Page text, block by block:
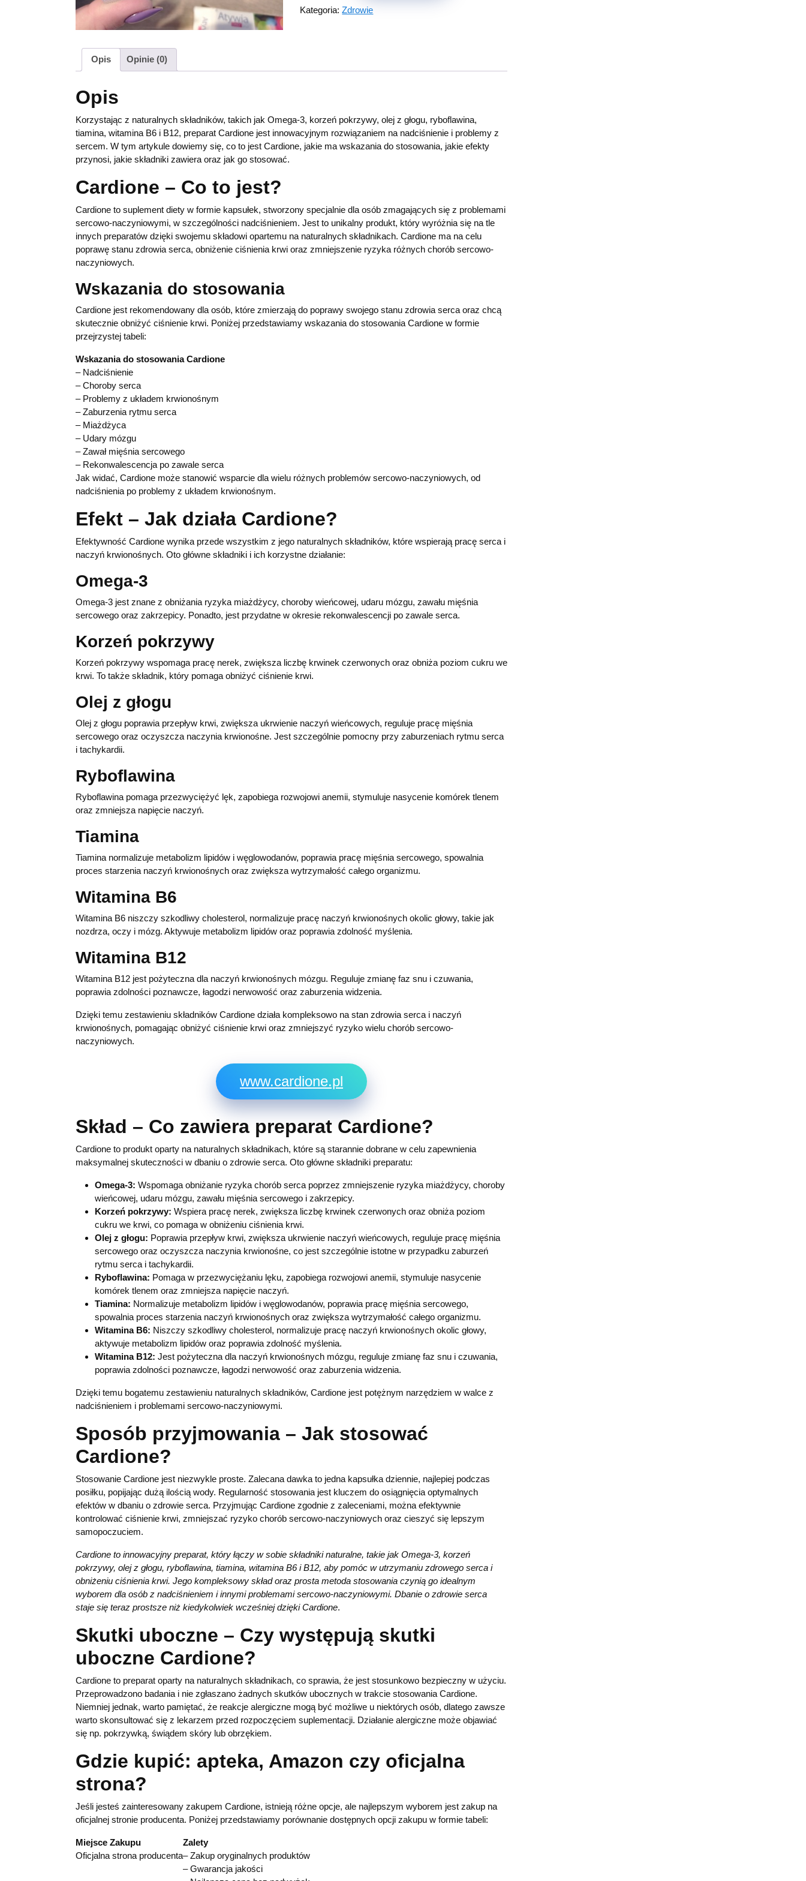
Kategoria:Zdrowie
Opis Opinie (0)
Opis
Korzystając z naturalnych składników, takich jak Omega-3, korzeń pokrzywy, olej z głogu, ryboflawina,
tiamina, witamina B6 i B12, preparat Cardione jest innowacyjnym rozwiązaniem na nadciśnienie i problemy z
sercem. W tym artykule dowiemy się, co to jest Cardione, jakie ma wskazania do stosowania, jakie efekty
przynosi, jakie składniki zawiera oraz jak go stosować.
Cardione – Co to jest?
Cardione to suplement diety w formie kapsułek, stworzony specjalnie dla osób zmagających się z problemami
sercowo-naczyniowymi, w szczególności nadciśnieniem. Jest to unikalny produkt, który wyróżnia się na tle
innych preparatów dzięki swojemu składowi opartemu na naturalnych składnikach. Cardione ma na celu
poprawę stanu zdrowia serca, obniżenie ciśnienia krwi oraz zmniejszenie ryzyka różnych chorób sercowo-
naczyniowych.
Wskazania do stosowania
Cardione jest rekomendowany dla osób, które zmierzają do poprawy swojego stanu zdrowia serca oraz chcą
skutecznie obniżyć ciśnienie krwi. Poniżej przedstawiamy wskazania do stosowania Cardione w formie
przejrzystej tabeli:
Wskazania do stosowania Cardione
– Nadciśnienie
– Choroby serca
– Problemy z układem krwionośnym
– Zaburzenia rytmu serca
– Miażdżyca
– Udary mózgu
– Zawał mięśnia sercowego
– Rekonwalescencja po zawale serca
Jak widać, Cardione może stanowić wsparcie dla wielu różnych problemów sercowo-naczyniowych, od
nadciśnienia po problemy z układem krwionośnym.
Efekt – Jak działa Cardione?
Efektywność Cardione wynika przede wszystkim z jego naturalnych składników, które wspierają pracę serca i
naczyń krwionośnych. Oto główne składniki i ich korzystne działanie:
Omega-3
Omega-3 jest znane z obniżania ryzyka miażdżycy, choroby wieńcowej, udaru mózgu, zawału mięśnia
sercowego oraz zakrzepicy. Ponadto, jest przydatne w okresie rekonwalescencji po zawale serca.
Korzeń pokrzywy
Korzeń pokrzywy wspomaga pracę nerek, zwiększa liczbę krwinek czerwonych oraz obniża poziom cukru we
krwi. To także składnik, który pomaga obniżyć ciśnienie krwi.
Olej z głogu
Olej z głogu poprawia przepływ krwi, zwiększa ukrwienie naczyń wieńcowych, reguluje pracę mięśnia
sercowego oraz oczyszcza naczynia krwionośne. Jest szczególnie pomocny przy zaburzeniach rytmu serca
i tachykardii.
Ryboflawina
Ryboflawina pomaga przezwyciężyć lęk, zapobiega rozwojowi anemii, stymuluje nasycenie komórek tlenem
oraz zmniejsza napięcie naczyń.
Tiamina
Tiamina normalizuje metabolizm lipidów i węglowodanów, poprawia pracę mięśnia sercowego, spowalnia
proces starzenia naczyń krwionośnych oraz zwiększa wytrzymałość całego organizmu.
Witamina В6
Witamina B6 niszczy szkodliwy cholesterol, normalizuje pracę naczyń krwionośnych okolic głowy, takie jak
nozdrza, oczy i mózg. Aktywuje metabolizm lipidów oraz poprawia zdolność myślenia.
Witamina B12
Witamina B12 jest pożyteczna dla naczyń krwionośnych mózgu. Reguluje zmianę faz snu i czuwania,
poprawia zdolności poznawcze, łagodzi nerwowość oraz zaburzenia widzenia.
Dzięki temu zestawieniu składników Cardione działa kompleksowo na stan zdrowia serca i naczyń
krwionośnych, pomagając obniżyć ciśnienie krwi oraz zmniejszyć ryzyko wielu chorób sercowo-
naczyniowych.
www.cardione.pl
Skład – Co zawiera preparat Cardione?
Cardione to produkt oparty na naturalnych składnikach, które są starannie dobrane w celu zapewnienia
maksymalnej skuteczności w dbaniu o zdrowie serca. Oto główne składniki preparatu:
Omega-3: Wspomaga obniżanie ryzyka chorób serca poprzez zmniejszenie ryzyka miażdżycy, choroby
wieńcowej, udaru mózgu, zawału mięśnia sercowego i zakrzepicy.
Korzeń pokrzywy: Wspiera pracę nerek, zwiększa liczbę krwinek czerwonych oraz obniża poziom
cukru we krwi, co pomaga w obniżeniu ciśnienia krwi.
Olej z głogu: Poprawia przepływ krwi, zwiększa ukrwienie naczyń wieńcowych, reguluje pracę mięśnia
sercowego oraz oczyszcza naczynia krwionośne, co jest szczególnie istotne w przypadku zaburzeń
rytmu serca i tachykardii.
Ryboflawina: Pomaga w przezwyciężaniu lęku, zapobiega rozwojowi anemii, stymuluje nasycenie
komórek tlenem oraz zmniejsza napięcie naczyń.
Tiamina: Normalizuje metabolizm lipidów i węglowodanów, poprawia pracę mięśnia sercowego,
spowalnia proces starzenia naczyń krwionośnych oraz zwiększa wytrzymałość całego organizmu.
Witamina В6: Niszczy szkodliwy cholesterol, normalizuje pracę naczyń krwionośnych okolic głowy,
aktywuje metabolizm lipidów oraz poprawia zdolność myślenia.
Witamina B12: Jest pożyteczna dla naczyń krwionośnych mózgu, reguluje zmianę faz snu i czuwania,
poprawia zdolności poznawcze, łagodzi nerwowość oraz zaburzenia widzenia.
Dzięki temu bogatemu zestawieniu naturalnych składników, Cardione jest potężnym narzędziem w walce z
nadciśnieniem i problemami sercowo-naczyniowymi.
Sposób przyjmowania – Jak stosować
Cardione?
Stosowanie Cardione jest niezwykle proste. Zalecana dawka to jedna kapsułka dziennie, najlepiej podczas
posiłku, popijając dużą ilością wody. Regularność stosowania jest kluczem do osiągnięcia optymalnych
efektów w dbaniu o zdrowie serca. Przyjmując Cardione zgodnie z zaleceniami, można efektywnie
kontrolować ciśnienie krwi, zmniejszać ryzyko chorób sercowo-naczyniowych oraz cieszyć się lepszym
samopoczuciem.
Cardione to innowacyjny preparat, który łączy w sobie składniki naturalne, takie jak Omega-3, korzeń
pokrzywy, olej z głogu, ryboflawina, tiamina, witamina B6 i B12, aby pomóc w utrzymaniu zdrowego serca i
obniżeniu ciśnienia krwi. Jego kompleksowy skład oraz prosta metoda stosowania czynią go idealnym
wyborem dla osób z nadciśnieniem i innymi problemami sercowo-naczyniowymi. Dbanie o zdrowie serca
staje się teraz prostsze niż kiedykolwiek wcześniej dzięki Cardione.
Skutki uboczne – Czy występują skutki
uboczne Cardione?
Cardione to preparat oparty na naturalnych składnikach, co sprawia, że jest stosunkowo bezpieczny w użyciu.
Przeprowadzono badania i nie zgłaszano żadnych skutków ubocznych w trakcie stosowania Cardione.
Niemniej jednak, warto pamiętać, że reakcje alergiczne mogą być możliwe u niektórych osób, dlatego zawsze
warto skonsultować się z lekarzem przed rozpoczęciem suplementacji. Działanie alergiczne może objawiać
się np. pokrzywką, świądem skóry lub obrzękiem.
Gdzie kupić: apteka, Amazon czy oficjalna
strona?
Jeśli jesteś zainteresowany zakupem Cardione, istnieją różne opcje, ale najlepszym wyborem jest zakup na
oficjalnej stronie producenta. Poniżej przedstawiamy porównanie dostępnych opcji zakupu w formie tabeli:
Miejsce Zakupu
Zalety
Oficjalna strona producenta– Zakup oryginalnych produktów
– Gwarancja jakości